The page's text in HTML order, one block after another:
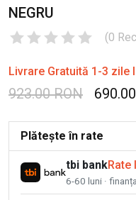
NEGRU
(0
Livrare Gratuită 1-3 zile
923.00 RON
Plătește în rate
tbi bankRate
6-60 luni ·